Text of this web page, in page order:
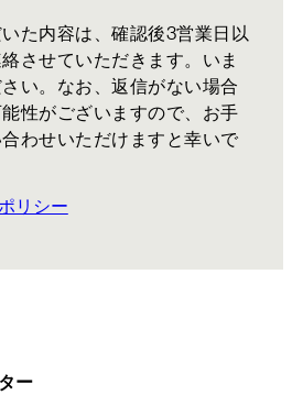
た内容は、確認後3営業日以
させていただきます。いま
い。なお、返信がない場合
性がございますので、お手
わせいただけますと幸いで
リシー
ー